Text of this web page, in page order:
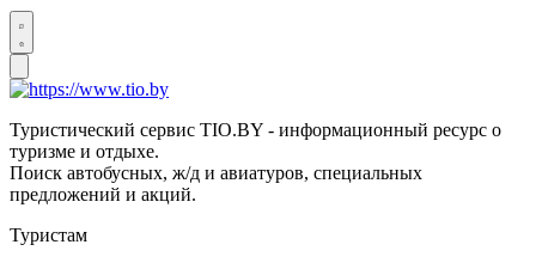
Туристический сервис TIO.BY - информационный ресурс о
туризме и отдыхе.
Поиск автобусных, ж/д и авиатуров, специальных
предложений и акций.
Туристам